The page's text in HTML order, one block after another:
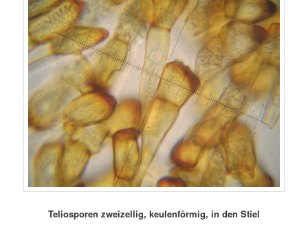
Teliosporen zweizellig, keulenförmig, in den Stiel